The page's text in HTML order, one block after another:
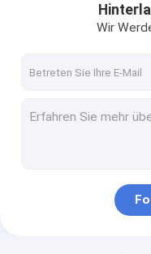
Digital-Gewichts-
Wir